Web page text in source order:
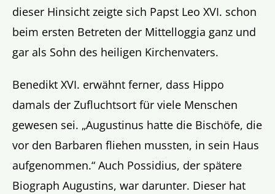
dieser Hinsicht zeigte sich Papst Leo XVI. schon
beim ersten Betreten der Mittelloggia ganz und
gar als Sohn des heiligen Kirchenvaters.
Benedikt XVI. erwähnt ferner, dass Hippo
damals der Zufluchtsort für viele Menschen
gewesen sei. „Augustinus hatte die Bischöfe, die
vor den Barbaren fliehen mussten, in sein Haus
aufgenommen.“ Auch Possidius, der spätere
Biograph Augustins, war darunter. Dieser hat